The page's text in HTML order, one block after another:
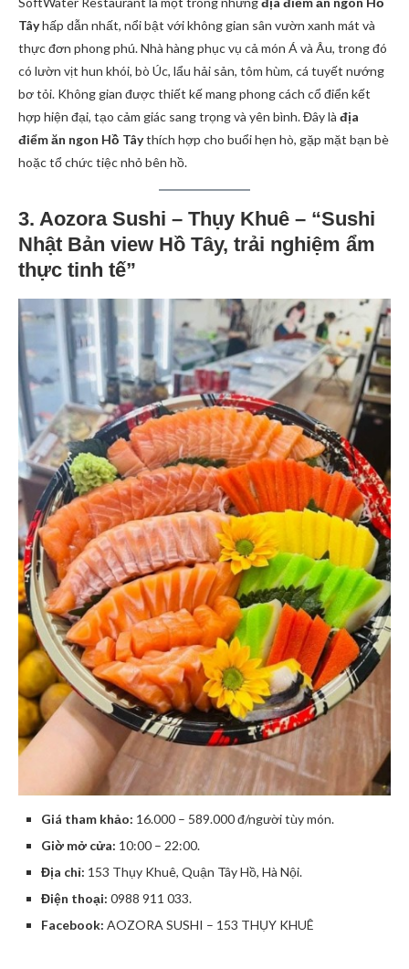
Tâyhấp dẫn nhất, nổi bật với không gian sân vườn xanh mát và
thực đơn phong phú. Nhà hàng phục vụ cả món Á và Âu, trong đó
có lườn vịt hun khói, bò Úc, lẩu hải sản, tôm hùm, cá tuyết nướng
bơ tỏi. Không gian được thiết kế mang phong cách cổ điển kết
hợp hiện đại, tạo cảm giác sang trọng và yên bình. Đây là địa
điểm ăn ngon Hồ Tâythích hợp cho buổi hẹn hò, gặp mặt bạn bè
hoặc tổ chức tiệc nhỏ bên hồ.
3. Aozora Sushi – Thụy Khuê – “Sushi
Nhật Bản view Hồ Tây, trải nghiệm ẩm
thực tinh tế”
Giá tham khảo: 16.000 – 589.000 đ/người tùy món.
Giờ mở cửa: 10:00 – 22:00.
Địa chỉ: 153 Thụy Khuê, Quận Tây Hồ, Hà Nội.
Điện thoại: 0988 911 033.
Facebook: AOZORA SUSHI – 153 THỤY KHUÊ